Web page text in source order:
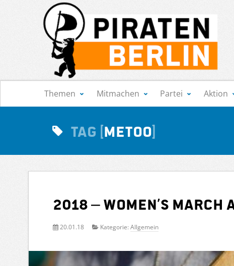
Navigation
Themen Mitmachen Partei Aktion
Tag MeToo
2018 – Women’s
20.01.18 Kategorie: Allgemein